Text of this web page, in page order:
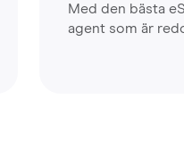
Med den bästa
agent som är